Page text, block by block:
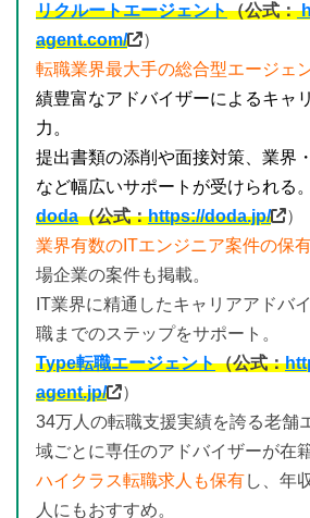
リクルートエージェント（公式：
agent.com/
）
転職業界最大手の総合型エージェ
績豊富なアドバイザーによるキャ
力。
提出書類の添削や面接対策、業界
など幅広いサポートが受けられる。
doda（公式：https://doda.jp/
）
業界有数のITエンジニア案件の保
場企業の案件も掲載。
IT業界に精通したキャリアアドバ
職までのステップをサポート。
Type転職エージェント（公式：
agent.jp/
）
34万人の転職支援実績を誇る老舗
域ごとに専任のアドバイザーが在籍
ハイクラス転職求人も保有し、年
人にもおすすめ。